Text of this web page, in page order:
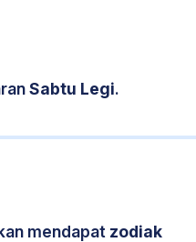
Sabtu Legi.
mendapat zodiak